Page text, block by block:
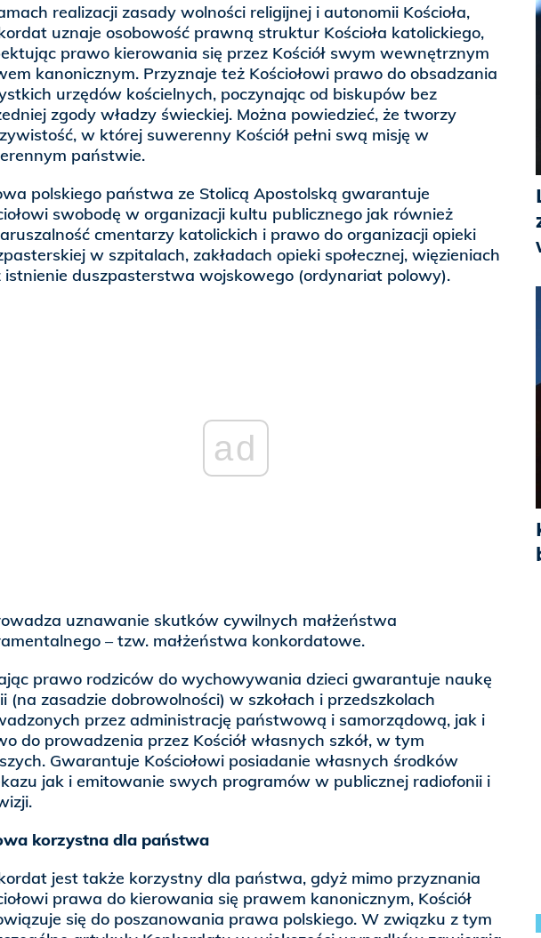
realizacji zasady wolności religijnej i autonomii Kościoła,
uznaje osobowość prawną struktur Kościoła katolickiego,
prawo kierowania się przez Kościół swym wewnętrznym
kanonicznym. Przyznaje też Kościołowi prawo do obsadzania
urzędów kościelnych, poczynając od biskupów bez
zgody władzy świeckiej. Można powiedzieć, że tworzy
w której suwerenny Kościół pełni swą misję w
państwie.
polskiego państwa ze Stolicą Apostolską gwarantuje
swobodę w organizacji kultu publicznego jak również
cmentarzy katolickich i prawo do organizacji opieki
w szpitalach, zakładach opieki społecznej, więzieniach
istnienie duszpasterstwa wojskowego (ordynariat polowy).
ad
uznawanie skutków cywilnych małżeństwa
– tzw. małżeństwa konkordatowe.
prawo rodziców do wychowywania dzieci gwarantuje naukę
(na zasadzie dobrowolności) w szkołach i przedszkolach
przez administrację państwową i samorządową, jak i
do prowadzenia przez Kościół własnych szkół, w tym
Gwarantuje Kościołowi posiadanie własnych środków
jak i emitowanie swych programów w publicznej radiofonii i
korzystna dla państwa
jest także korzystny dla państwa, gdyż mimo przyznania
prawa do kierowania się prawem kanonicznym, Kościół
się do poszanowania prawa polskiego. W związku z tym